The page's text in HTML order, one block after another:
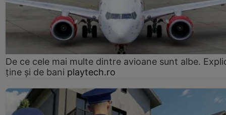
De ce cele mai multe dintre avioane sunt albe.
ține și de bani playtech.ro